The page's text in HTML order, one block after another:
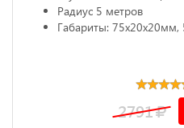
Радиус 5 метров
Габариты: 75х20х20мм,
2791